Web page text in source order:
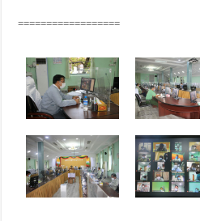
==================